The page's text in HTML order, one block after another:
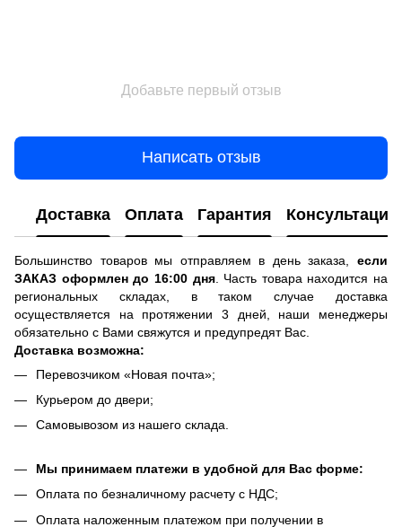
Добавьте первый отзыв
Написать отзыв
Доставка Оплата Гарантия Консультация
Большинство товаров мы отправляем в день заказа, если
ЗАКАЗ оформлен до 16:00 дня. Часть товара находится на
региональных складах, в таком случае доставка
осуществляется на протяжении 3 дней, наши менеджеры
обязательно с Вами свяжутся и предупредят Вас.
Доставка возможна:
Перевозчиком «Новая почта»;
Курьером до двери;
Самовывозом из нашего склада.
Мы принимаем платежи в удобной для Вас форме:
Оплата по безналичному расчету с НДС;
Оплата наложенным платежом при получении в